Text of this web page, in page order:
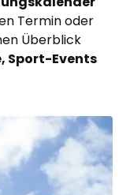
Termin oder
Überblick
Sport-Events